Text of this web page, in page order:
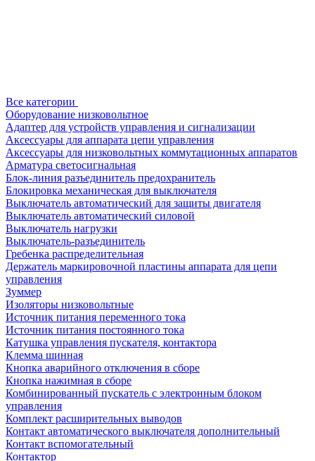
Все категории
Оборудование низковольтное
Адаптер для устройств управления и сигнализации
Аксессуары для аппарата цепи управления
Аксессуары для низковольтных коммутационных аппаратов
Арматура светосигнальная
Блок-линия разъединитель предохранитель
Блокировка механическая для выключателя
Выключатель автоматический для защиты двигателя
Выключатель автоматический силовой
Выключатель нагрузки
Выключатель-разъединитель
Гребенка распределительная
Держатель маркировочной пластины аппарата для цепи
управления
Зуммер
Изоляторы низковольтные
Источник питания переменного тока
Источник питания постоянного тока
Катушка управления пускателя, контактора
Клемма шинная
Кнопка аварийного отключения в сборе
Кнопка нажимная в сборе
Комбинированный пускатель с электронным блоком
управления
Комплект расширительных выводов
Контакт автоматического выключателя дополнительный
Контакт вспомогательный
Контактор